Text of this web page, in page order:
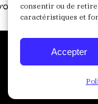
consentir ou de
caractéristiques et
Accepter